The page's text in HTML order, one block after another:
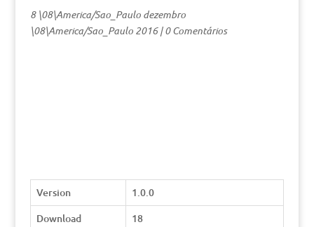
8 \08\America/Sao_Paulo dezembro
\08\America/Sao_Paulo 2016|0 Comentários
Version
1.0.0
Download
18